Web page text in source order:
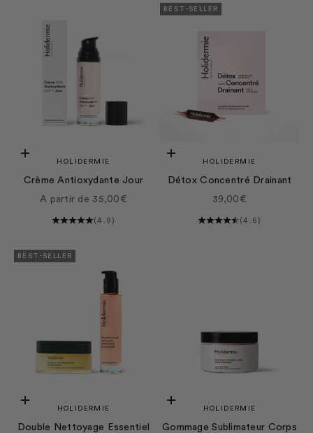
Choisir les options
HOLIDERMIE
Crème Antioxydante Jour
Prix de vente
A partir de 35,00€
(4.9)
BEST-SELLER
Choisir les options
HOLIDERMIE
Détox Concentré Drainant
Prix de vente
39,00€
(4.6)
BEST-SELLER
Ajouter au panier
HOLIDERMIE
Double Nettoyage Essentiel
Choisir les options
HOLIDERMIE
Gommage Sublimateur Corps